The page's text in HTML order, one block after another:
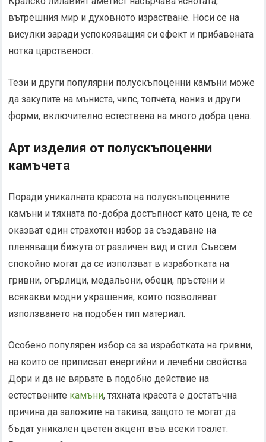
вътрешния мир и духовното израстване. Носи се на
висулки заради успокояващия си ефект и прибавената
нотка царственост.
Тези и други популярни полускъпоценни камъни може
да закупите на мъниста, чипс, топчета, наниз и други
форми, включително естествена на много добра цена.
Арт изделия от полускъпоценни
камъчета
Поради уникалната красота на полускъпоценните
камъни и тяхната по-добра достъпност като цена, те се
оказват един страхотен избор за създаване на
пленяващи бижута от различен вид и стил. Съвсем
спокойно могат да се използват в изработката на
гривни, огърлици, медальони, обеци, пръстени и
всякакви модни украшения, които позволяват
използването на подобен тип материал.
Особено популярен избор са за изработката на гривни,
на които се приписват енергийни и лечебни свойства.
Дори и да не вярвате в подобно действие на
естествените камъни, тяхната красота е достатъчна
причина да заложите на такива, защото те могат да
бъдат уникален цветен акцент във всеки тоалет.